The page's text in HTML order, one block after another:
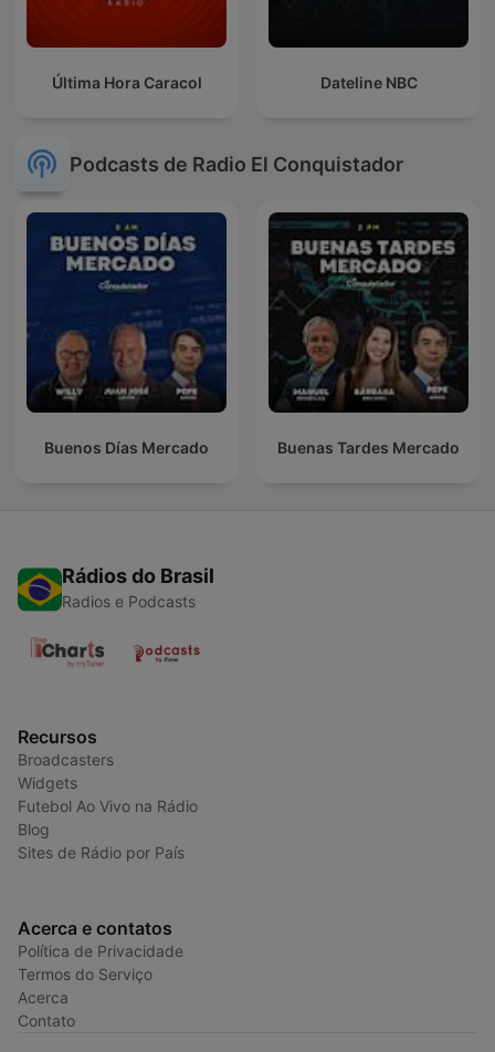
Última Hora Caracol Dateline NBC
Podcasts de Radio El Conquistador
Buenos Días Mercado Buenas Tardes Mercado
Rádios do Brasil
Radios e Podcasts
Recursos
Broadcasters
Widgets
Futebol Ao Vivo na Rádio
Blog
Sites de Rádio por País
Acerca e contatos
Política de Privacidade
Termos do Serviço
Acerca
Contato